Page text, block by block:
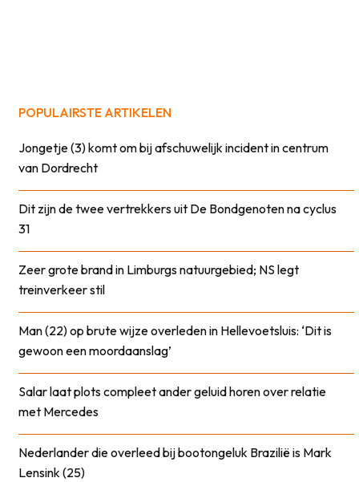
POPULAIRSTE ARTIKELEN
Jongetje (3) komt om bij afschuwelijk incident in centrum
van Dordrecht
Dit zijn de twee vertrekkers uit De Bondgenoten na cyclus
31
Zeer grote brand in Limburgs natuurgebied; NS legt
treinverkeer stil
Man (22) op brute wijze overleden in Hellevoetsluis: ‘Dit is
gewoon een moordaanslag’
Salar laat plots compleet ander geluid horen over relatie
met Mercedes
Nederlander die overleed bij bootongeluk Brazilië is Mark
Lensink (25)